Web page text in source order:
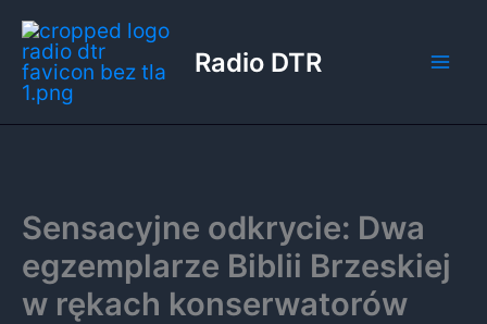
Przejdź
do
treści
Radio DTR
Sensacyjne odkrycie: Dwa
egzemplarze Biblii Brzeskiej
w rękach konserwatorów